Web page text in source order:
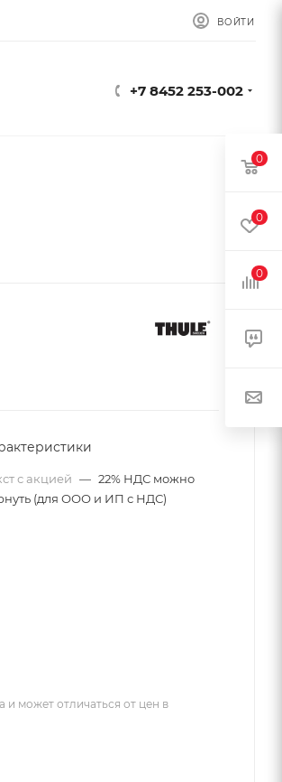
ВОЙТИ
+7 8452 253-002
с акцией — 22% НДС можно
(для ООО и ИП с НДС)
и может отличаться от цен в
0
0
0